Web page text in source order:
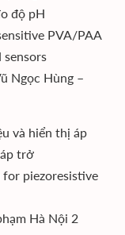
độ pH
PVA/PAA
Ngọc Hùng –
và hiển thị áp
trở
for piezoresistive
Hà Nội 2